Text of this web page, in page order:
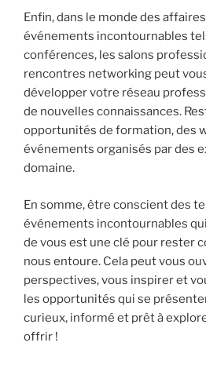
Enfin, dans le monde des
événements incontournables
conférences, les salons
rencontres networking peut
développer votre réseau
de nouvelles connaissances.
opportunités de formation, des
événements organisés par des
domaine.
En somme, être conscient des
événements incontournables
de vous est une clé pour rester
nous entoure. Cela peut vous
perspectives, vous inspirer et
les opportunités qui se
curieux, informé et prêt à
offrir !